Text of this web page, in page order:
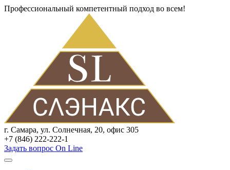
Профессиональный компетентный подход во всем!
г. Самара, ул. Солнечная, 20, офис 305
+7 (846) 222-222-1
Задать вопрос On Line